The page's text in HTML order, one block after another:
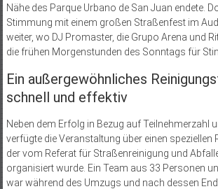
Nähe des Parque Urbano de San Juan endete.
Stimmung mit einem großen Straßenfest im
weiter, wo DJ Promaster, die Grupo Arena und
die frühen Morgenstunden des Sonntags für
Ein außergewöhnliches
schnell und effektiv
Neben dem Erfolg in Bezug auf Teilnehmerzahl
verfügte die Veranstaltung über einen speziellen
der vom Referat für Straßenreinigung und
organisiert wurde. Ein Team aus 33 Personen
war während des Umzugs und nach dessen